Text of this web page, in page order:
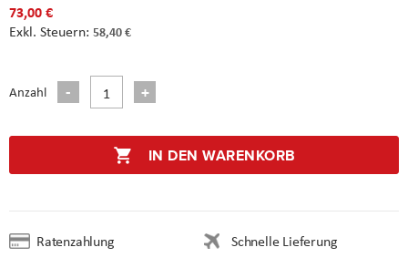
73,00 €
58,40 €
Anzahl
IN DEN WARENKORB
Ratenzahlung
Schnelle Lieferung